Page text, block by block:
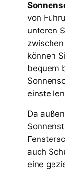
von
unteren
können
bequem
Da
auch
eine